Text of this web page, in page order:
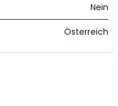
Nein
Österreich